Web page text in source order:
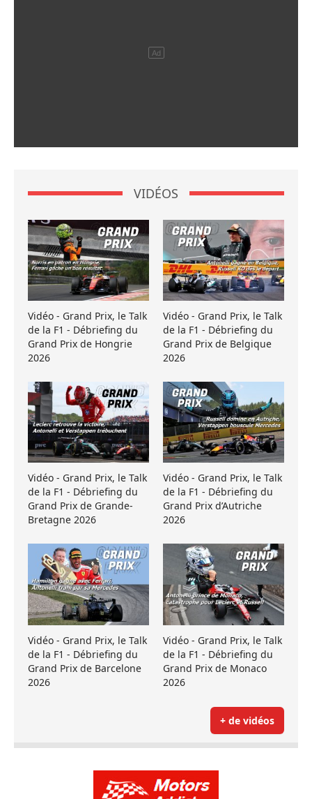
VIDÉOS
Vidéo - Grand Prix, le Talk
de la F1 - Débriefing du
Grand Prix de Hongrie
2026
Vidéo - Grand Prix, le Talk
de la F1 - Débriefing du
Grand Prix de Belgique
2026
Vidéo - Grand Prix, le Talk
de la F1 - Débriefing du
Grand Prix de Grande-
Bretagne 2026
Vidéo - Grand Prix, le Talk
de la F1 - Débriefing du
Grand Prix d’Autriche
2026
Vidéo - Grand Prix, le Talk
de la F1 - Débriefing du
Grand Prix de Barcelone
2026
Vidéo - Grand Prix, le Talk
de la F1 - Débriefing du
Grand Prix de Monaco
2026
+ de vidéos